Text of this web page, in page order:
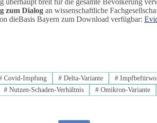
überhaupt breit für die gesamte Bevölkerung
zum Dialog an wissenschaftliche
dieBasis Bayern zum Download verfügbar:
Covid-Impfung # Delta-Variante #
# Nutzen-Schaden-Verhältnis # Omikron-Variante